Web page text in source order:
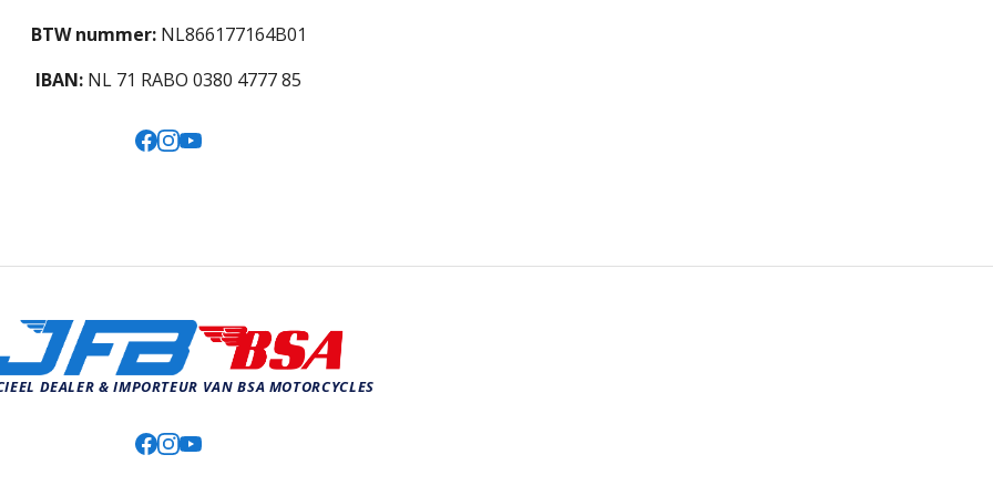
BTW nummer:NL866177164B01
IBAN: NL 71 RABO 0380 4777 85
DEALER & IMPORTEUR VAN BSA MOTORCYCLES